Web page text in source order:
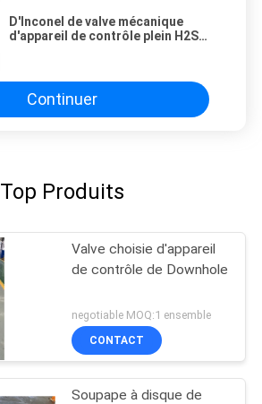
D'Inconel de valve mécanique
d'appareil de contrôle plein H2S
Continuer
Top Produits
Valve choisie d'appareil
de contrôle de Downhole
negotiable MOQ:1 ensemble
CONTACT
Soupape à disque de